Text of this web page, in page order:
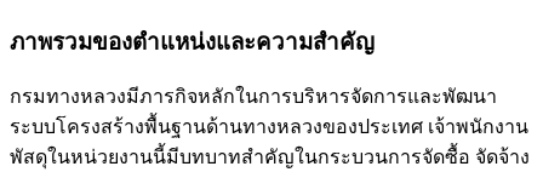
ภาพรวมของตำแหน่งและความสำคัญ
กรมทางหลวงมีภารกิจหลักในการบริหารจัดการและพัฒนา
ระบบโครงสร้างพื้นฐานด้านทางหลวงของประเทศ เจ้าพนักงาน
พัสดุในหน่วยงานนี้มีบทบาทสำคัญในกระบวนการจัดซื้อ จัดจ้าง